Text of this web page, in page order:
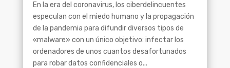
En la era del coronavirus, los ciberdelincuentes
especulan con el miedo humano y la propagación
de la pandemia para difundir diversos tipos de
«malware» con un único objetivo: infectar los
ordenadores de unos cuantos desafortunados
para robar datos confidenciales o...